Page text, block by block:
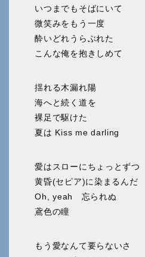
いつまでもそばにいて
微笑みをもう一度
酔いどれうらぶれた
こんな俺を抱きしめて
揺れる木漏れ陽
海へと続く道を
裸足で駆けた
夏は Kiss me darling
愛はスローにちょっとずつ
黄昏(セピア)に染まるんだ
Oh, yeah 忘られぬ
鳶色の瞳
もう愛なんて要らないさ